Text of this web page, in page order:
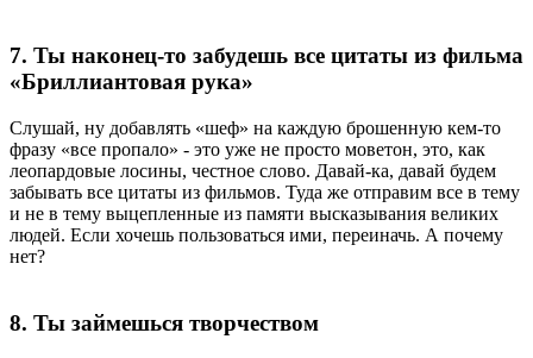
7. Ты наконец-то забудешь все цитаты из фильма
«Бриллиантовая рука»
Слушай, ну добавлять «шеф» на каждую брошенную кем-то
фразу «все пропало» - это уже не просто моветон, это, как
леопардовые лосины, честное слово. Давай-ка, давай будем
забывать все цитаты из фильмов. Туда же отправим все в тему
и не в тему выцепленные из памяти высказывания великих
людей. Если хочешь пользоваться ими, переиначь. А почему
нет?
8. Ты займешься творчеством